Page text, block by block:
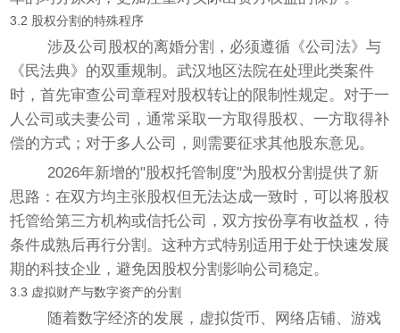
3.2 股权分割的特殊程序
涉及公司股权的离婚分割，必须遵循《公司法》与
《民法典》的双重规制。武汉地区法院在处理此类案件
时，首先审查公司章程对股权转让的限制性规定。对于一
人公司或夫妻公司，通常采取一方取得股权、一方取得补
偿的方式；对于多人公司，则需要征求其他股东意见。
2026年新增的"股权托管制度"为股权分割提供了新
思路：在双方均主张股权但无法达成一致时，可以将股权
托管给第三方机构或信托公司，双方按份享有收益权，待
条件成熟后再行分割。这种方式特别适用于处于快速发展
期的科技企业，避免因股权分割影响公司稳定。
3.3 虚拟财产与数字资产的分割
随着数字经济的发展，虚拟货币、网络店铺、游戏